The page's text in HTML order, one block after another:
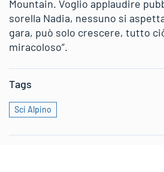
Mountain. Voglio applaudire
sorella Nadia, nessuno si
gara, può solo crescere, tutto
miracoloso”.
Tags
Sci Alpino